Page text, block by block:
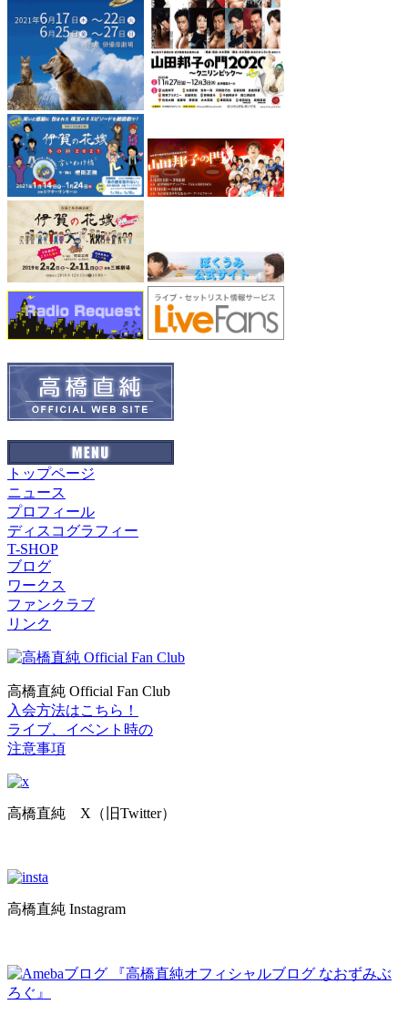
トップページ
ニュース
プロフィール
ディスコグラフィー
T-SHOP
ブログ
ワークス
ファンクラブ
リンク
高橋直純 Official Fan Club
入会方法はこちら！
ライブ、イベント時の
注意事項
高橋直純 X（旧Twitter）
高橋直純 Instagram